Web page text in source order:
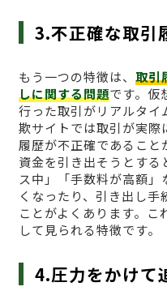
3.不正確な取引
もう一つの特徴は、 取引
しに関する問題です。仮
行った取引がリアルタ
欺サイトでは取引が実際
履歴が不正確であるこ
資金を引き出そうとする
ス中」「手数料が高額
くなったり、引き出し手
ことがよくあります。こ
して見られる特徴です。
4.圧力をかけて